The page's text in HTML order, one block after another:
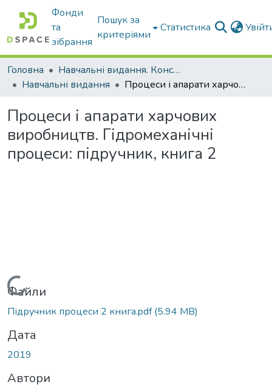
Фонди
та
зібрання
Пошук за
критеріями
Статистика
Головна
Навчальні видання. Конспекти лекцій
Навчальні видання
Процеси і апарати харчових виробництв. Гідромеханічні процеси: підручник, книга 2
Процеси і апарати харчових
виробництв. Гідромеханічні
процеси: підручник, книга 2
Вантажиться...
Файли
Підручник процеси 2 книга.pdf(5.94 MB)
Дата
2019
Автори